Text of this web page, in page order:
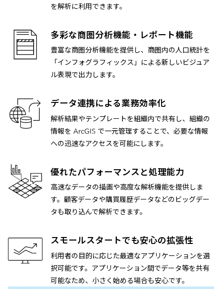
を解析に利用できます。
多彩な商圏分析機能・レポート機能
豊富な商圏分析機能を提供し、商圏内の人口統計を
「インフォグラフィックス」による新しいビジュア
ル表現で出力します。
データ連携による業務効率化
解析結果やテンプレートを組織内で共有し、組織の
情報を ArcGIS で一元管理することで、必要な情報
への迅速なアクセスを可能にします。
優れたパフォーマンスと処理能力
高速なデータの描画や高度な解析機能を提供しま
す。顧客データや購買履歴データなどのビッグデー
タも取り込んで解析できます。
スモールスタートでも安心の拡張性
利用者の目的に応じた最適なアプリケーションを選
択可能です。アプリケーション間でデータ等を共有
可能なため、小さく始める場合も安心です。